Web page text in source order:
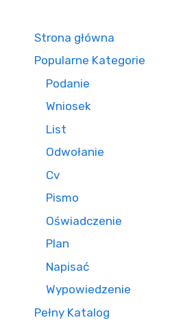
Strona główna
Popularne Kategorie
Podanie
Wniosek
List
Odwołanie
Cv
Pismo
Oświadczenie
Plan
Napisać
Wypowiedzenie
Pełny Katalog